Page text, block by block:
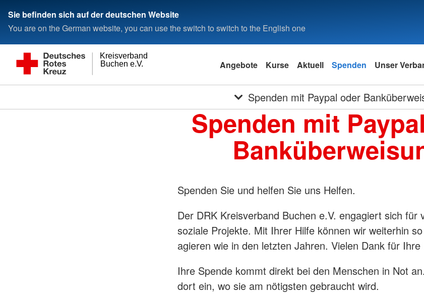
Sie befinden sich auf der deutschen Website
You are on the German website, you can use the switch to switch to the English one
Buchen e.V.
Kreisverband
Angebote Kurse Aktuell Spenden Unser
Spenden mit Paypal oder
Spenden mit
Spenden Sie und helfen Sie uns Helfen.
Der DRK Kreisverband Buchen e.V. engagiert sich für
soziale Projekte. Mit Ihrer Hilfe können wir weiterhin
agieren wie in den letzten Jahren. Vielen Dank für
Ihre Spende kommt direkt bei den Menschen in Not
dort ein, wo sie am nötigsten gebraucht wird.